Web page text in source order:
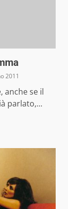
2011
anche se il
parlato,...